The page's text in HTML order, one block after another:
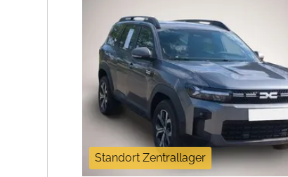
Standort Zentrallager